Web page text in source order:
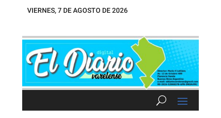
VIERNES, 7 DE AGOSTO DE 2026